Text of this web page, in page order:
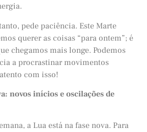
pede paciência. Este Marte
querer as coisas “para ontem”; é
chegamos mais longe. Podemos
a procrastinar movimentos
com isso!
novos inícios e oscilações de
a Lua está na fase nova. Para